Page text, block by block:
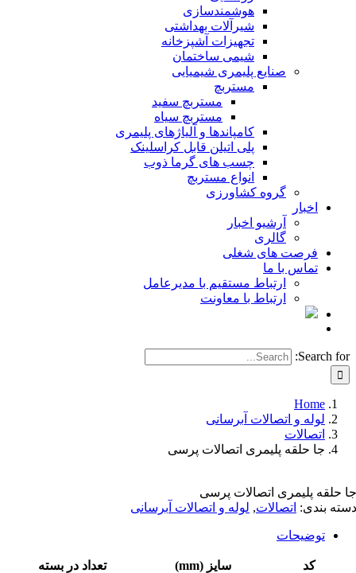
هوشمندسازی
شیرآلات بهداشتی
تجهیزات آشپزخانه
شیمی ساختمان
صنایع پلیمری شیمیایی
مستربچ
مستربچ سفید
مستربچ سیاه
کامپاندها و آلیاژهای پلیمری
پلی اتیلن قابل کراسلینک
چسب های گرما ذوب
انواع مستربچ
گروه کشاورزی
اخبار
آرشیو اخبار
گالری
فرصت های شغلی
تماس با ما
ارتباط مستقیم با مدیرعامل
ارتباط با معاونت
Search for:
Home
لوله و اتصالات آبرسانی
اتصالات
جا حلقه پلیمری اتصالات پرسی
حلقه پلیمری اتصالات پرسی
بندی:اتصالات,لوله و اتصالات آبرسانی
توضیحات
کد سایز (mm)
تعداد در بسته